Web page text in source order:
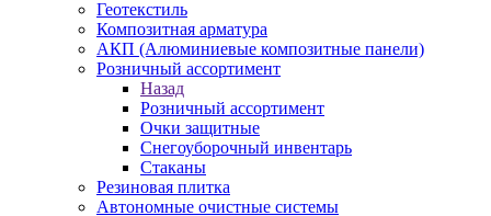
Геотекстиль
Композитная арматура
АКП (Алюминиевые композитные панели)
Розничный ассортимент
Назад
Розничный ассортимент
Очки защитные
Снегоуборочный инвентарь
Стаканы
Резиновая плитка
Автономные очистные системы